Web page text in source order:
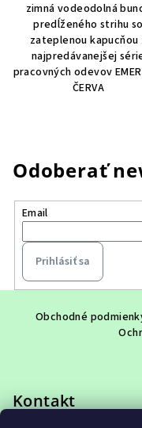
zimná vodeodolná
predĺženého strihu so
zateplenou kapucňou
najpredávanejšej
pracovných odevov
ČERVA
Odoberať
Email
Prihlásiť sa
i
Obchodné
Kontakt